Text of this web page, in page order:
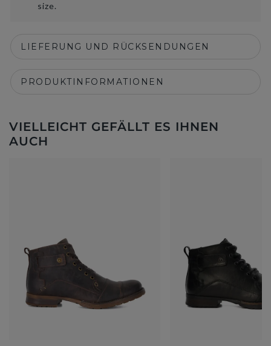
size.
LIEFERUNG UND RÜCKSENDUNGEN
PRODUKTINFORMATIONEN
VIELLEICHT GEFÄLLT ES IHNEN
AUCH